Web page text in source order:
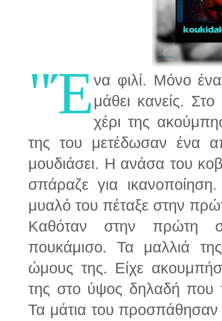
"Ένα φιλί. Μόνο
μάθει κανείς.
χέρι της
της του μετέδωσαν ένα
μουδιάσει. Η ανάσα του
σπάραζε για
μυαλό του πέταξε στην
Καθόταν στην πρώτη
πουκάμισο. Τα μαλλιά
ώμους της. Είχε
της στο ύψος δηλαδή που
Τα μάτια του